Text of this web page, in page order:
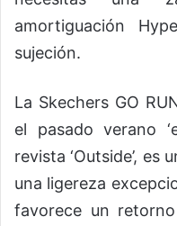
amortiguación
sujeción.
La Skechers GO
el pasado verano
revista ‘Outside’, es
una ligereza
favorece un